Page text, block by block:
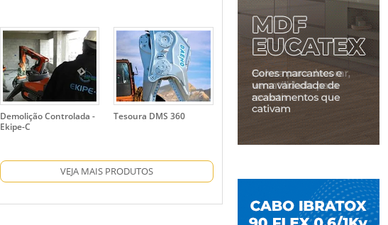
Demolição Controlada -
Ekipe-C
Tesoura DMS 360
VEJA MAIS PRODUTOS